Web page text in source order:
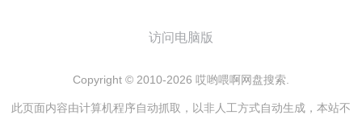
访问电脑版
Copyright © 2010-2026 哎哟喂啊网盘搜索.
此页面内容由计算机程序自动抓取，以非人工方式自动生成，本站不